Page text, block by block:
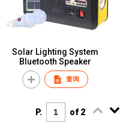
Solar Lighting System
Bluetooth Speaker
查询
P. of 2